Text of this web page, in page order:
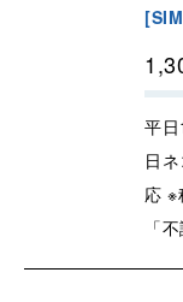
[
平
日
応 ※
「